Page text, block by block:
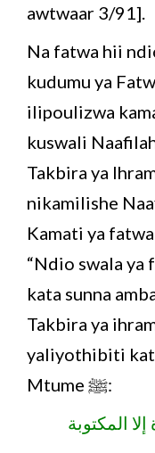
awtwaar 3/91].
Na fatwa hii
kudumu ya
ilipoulizwa
kuswali
Takbira ya
nikamilishe
Kamati ya
“Ndio swala ya
kata sunna
Takbira ya
yaliyothibiti
Mtume ﷺ:
المكتوبة